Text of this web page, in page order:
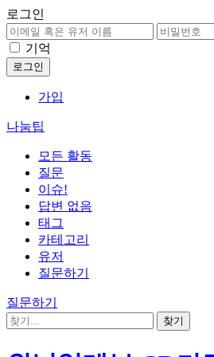
로그인
기억
가입
나눔팁
모든 활동
질문
이슈!
답변 없음
태그
카테고리
유저
질문하기
질문하기